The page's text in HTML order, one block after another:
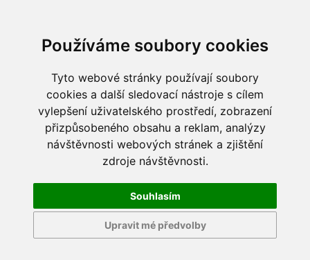
Používáme soubory cookies
Tyto webové stránky používají soubory
cookies a další sledovací nástroje s cílem
vylepšení uživatelského prostředí, zobrazení
přizpůsobeného obsahu a reklam, analýzy
návštěvnosti webových stránek a zjištění
zdroje návštěvnosti.
Souhlasím
Upravit mé předvolby